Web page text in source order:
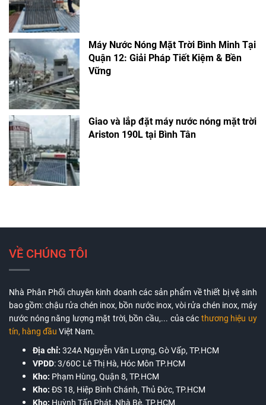
Máy Nước Nóng Mặt Trời Bình Minh Tại
Quận 12: Giải Pháp Tiết Kiệm & Bền
Vững
Giao và lắp đặt máy nước nóng mặt trời
Ariston 190L tại Bình Tân
VỀ CHÚNG TÔI
Nhà Phân Phối chuyên kinh doanh các sản phẩm về thiết bị vệ sinh
bao gồm: chậu rửa chén inox, bồn nước inox, vòi rửa chén inox, máy
nước nóng năng lượng mặt trời, bồn cầu,... của các thương hiệu uy
tín, hàng đầu Việt Nam.
Địa chỉ: 324A Nguyễn Văn Lượng, Gò Vấp, TP.HCM
VPDD:3/60C Lê Thị Hà, Hóc Môn TP.HCM
Kho: Phạm Hùng, Quận 8, TP.HCM
Kho: ĐS 18, Hiệp Bình Chánh, Thủ Đức, TP.HCM
Kho: Huỳnh Tấn Phát, Nhà Bè, TP.HCM